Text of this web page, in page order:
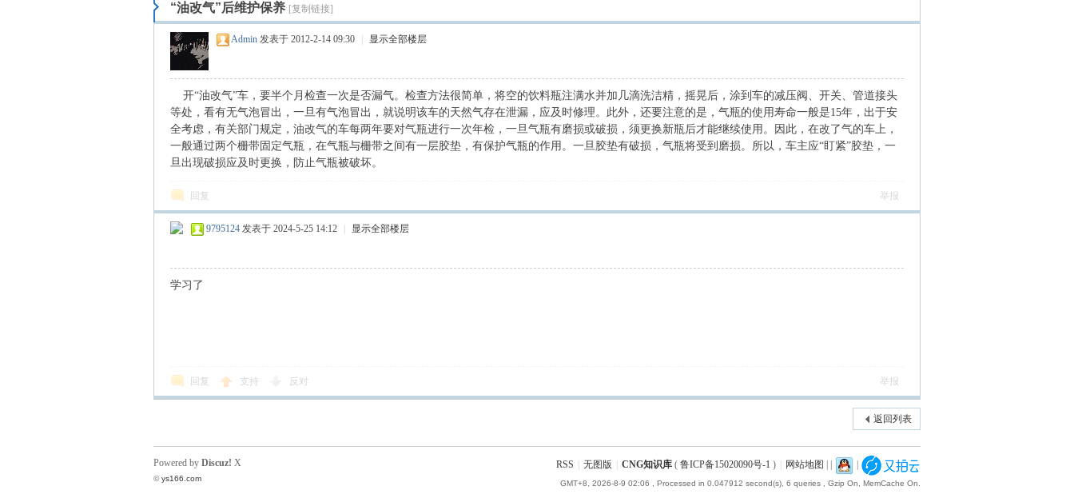
C › › ›
“油改气”后维护保养 [复制链接]
Admin 发表于 2012-2-14 09:30 显示全部楼层
开“油改气”车，要半个月检查一次是否漏气。检查方法很简单，将空的饮料瓶注满水并加几滴洗洁精，摇晃后，涂到车的减压阀、开关、管道接头
等处，看有无气泡冒出，一旦有气泡冒出，就说明该车的天然气存在泄漏，应及时修理。此外，还要注意的是，气瓶的使用寿命一般是15年，出于安
全考虑，有关部门规定，油改气的车每两年要对气瓶进行一次年检，一旦气瓶有磨损或破损，须更换新瓶后才能继续使用。因此，在改了气的车上，
一般通过两个栅带固定气瓶，在气瓶与栅带之间有一层胶垫，有保护气瓶的作用。一旦胶垫有破损，气瓶将受到磨损。所以，车主应“盯紧”胶垫，一
旦出现破损应及时更换，防止气瓶被破坏。
回复 举报
9795124 发表于 2024-5-25 14:12 显示全部楼层
学习了
回复 支持 反对 举报
返回列表
RSS 无图版 CNG知识库 ( 鲁ICP备15020090号-1 ) 网站地图
GMT+8, 2026-8-9 02:06 , Processed in 0.047912 second(s), 6 queries , Gzip On, MemCache On.
Powered by Discuz! X
©ys166.com